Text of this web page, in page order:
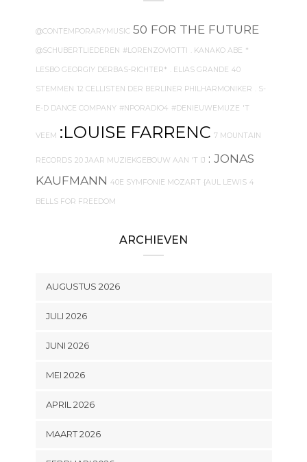
@CONTEMPORARYMUSIC 50 FOR THE FUTURE
@SCHUBERTLIEDEREN #LORENZOVIOTTI . KANAKO ABE *
LESBO GEORGIY DERBAS-RICHTER* . ELIAS GRANDE 40
STEMMEN 12 CELLISTEN DER BERLINER PHILHARMONIKER . S-
E-D DANCE COMPANY #NPORADIO4 #DENIEUWEMUZE 'T
VEEM :LOUISE FARRENC 7 MOUNTAIN
RECORDS 20 JAAR MUZIEKGEBOUW AAN 'T IJ : JONAS
KAUFMANN 40E SYMFONIE MOZART {AUL LEWIS 4
BELLS FOR FREEDOM
ARCHIEVEN
AUGUSTUS 2026
JULI 2026
JUNI 2026
MEI 2026
APRIL 2026
MAART 2026